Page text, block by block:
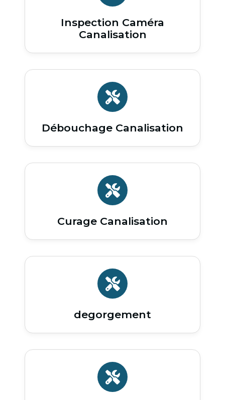
Inspection Caméra
Canalisation
Débouchage Canalisation
Curage Canalisation
degorgement